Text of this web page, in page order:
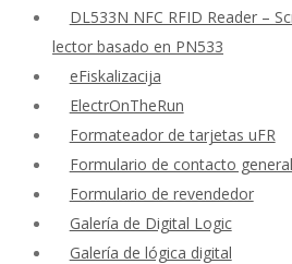
DL533N NFC RFID Reader –
lector basado en PN533
eFiskalizacija
ElectrOnTheRun
Formateador de tarjetas uFR
Formulario de contacto general
Formulario de revendedor
Galería de Digital Logic
Galería de lógica digital